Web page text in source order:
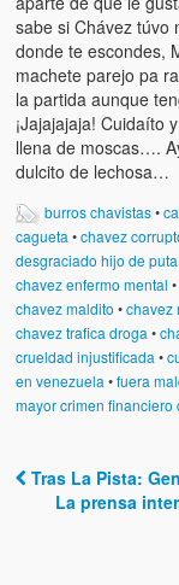
sabe si Chávez túvo
donde te escondes,
machete parejo pa
la partida aunque
¡Jajajajaja! Cuidaíto
llena de moscas….
dulcito de lechosa…
burros chavistas•
cagueta •chavez
desgraciado hijo de puta
chavez enfermo mental
chavez maldito •chavez
chavez trafica droga •
crueldad injustificada •
en venezuela •fuera
mayor crimen financiero
Post
Tras La Pista:
La prensa